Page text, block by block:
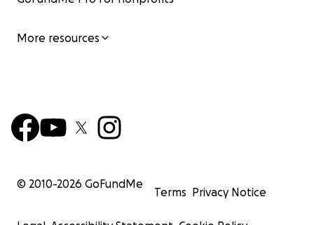
More resources
© 2010-2026 GoFundMe
Terms Privacy Notice